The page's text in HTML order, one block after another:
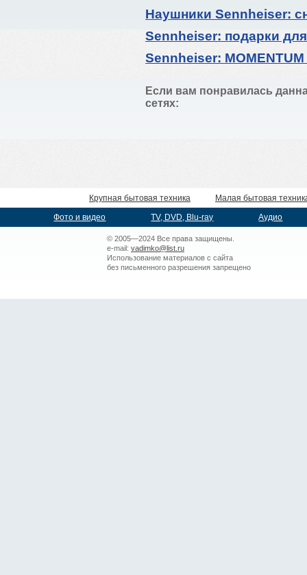
Наушники Sennheiser:
Sennheiser: подарки
Sennheiser:
Если вам понравилась
сетях:
Крупная бытовая техника
Малая бытовая
Фото и видео
TV, DVD, Blu-ray Аудио
© 2005—2024 Все права защищены.
e-mail: vadimko@list.ru
Использование материалов с сайта
без письменного разрешения запрещено